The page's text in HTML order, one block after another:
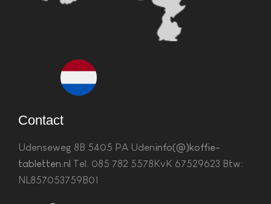
Contact
Udenseweg 8B 5405 PA Udeninfo(@)koffie-
tabletten.nl Tel. 085 782 5578KvK 67529623 Btw:
NL857053759B01